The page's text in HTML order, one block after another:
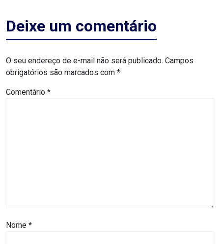
DO
CICLISMO
COMPETIÇÃO
Deixe um comentário
O seu endereço de e-mail não será publicado. Campos
obrigatórios são marcados com *
Comentário *
Nome *